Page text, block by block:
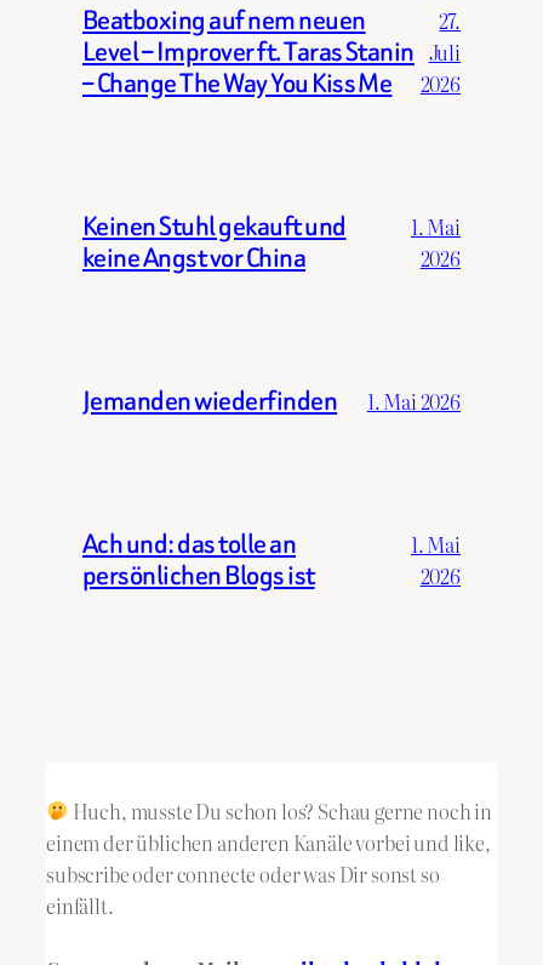
Beatboxing auf nem neuen
Level – Improver ft. Taras Stanin
– Change The Way You Kiss Me
27.
Juli
2026
Keinen Stuhl gekauft und
keine Angst vor China
1. Mai
2026
Jemanden wiederfinden 1. Mai 2026
Ach und: das tolle an
persönlichen Blogs ist
1. Mai
2026
Huch, musste Du schon los? Schau gerne noch in
einem der üblichen anderen Kanäle vorbei und like,
subscribe oder connecte oder was Dir sonst so
einfällt.